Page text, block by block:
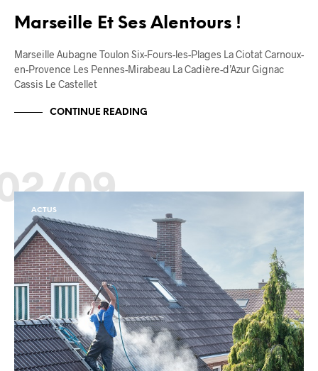
Marseille Et Ses Alentours !
Marseille Aubagne Toulon Six-Fours-les-Plages La Ciotat Carnoux-
en-Provence Les Pennes-Mirabeau La Cadière-d’Azur Gignac
Cassis Le Castellet
CONTINUE READING
09
ACTUS